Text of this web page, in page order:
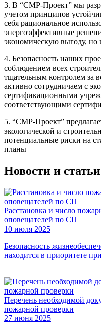
3. В “СМР-Проект” мы
учетом принципов
себя рациональное
энергоэффективные
экономическую выгоду, но
4. Безопасность наших
соблюдением всех
тщательным контролем за
активно сотрудничаем с
сертификационными
соответствующими
5. “СМР-Проект”
экологической и
потенциальные риски на
планы
Новости и статьи
Расстановка и число
оповещателей по СП
10 июля 2025
Безопасность
находится в приоритете
Перечень необходимой
пожарной проверки
27 июня 2025